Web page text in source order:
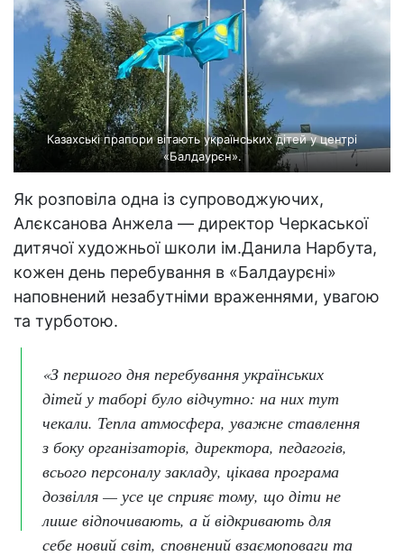
Казахські прапори вітають українських дітей у центрі
«Балдаурєн».
Як розповіла одна із супроводжуючих,
Алєксанова Анжела — директор Черкаської
дитячої художньої школи ім.Данила Нарбута,
кожен день перебування в «Балдаурєні»
наповнений незабутніми враженнями, увагою
та турботою.
«З першого дня перебування українських
дітей у таборі було відчутно: на них тут
чекали. Тепла атмосфера, уважне ставлення
з боку організаторів, директора, педагогів,
всього персоналу закладу, цікава програма
дозвілля — усе це сприяє тому, що діти не
лише відпочивають, а й відкривають для
себе новий світ, сповнений взаємоповаги та